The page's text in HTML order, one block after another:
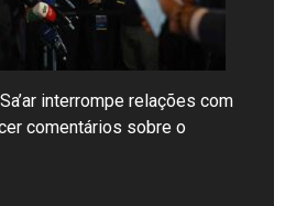
interrompe relações com
comentários sobre o